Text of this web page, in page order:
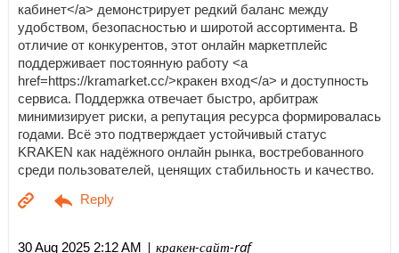
кабинет</a> демонстрирует редкий баланс между
удобством, безопасностью и широтой ассортимента. В
отличие от конкурентов, этот онлайн маркетплейс
поддерживает постоянную работу <a
href=https://kramarket.cc/>кракен вход</a> и доступность
сервиса. Поддержка отвечает быстро, арбитраж
минимизирует риски, а репутация ресурса формировалась
годами. Всё это подтверждает устойчивый статус
KRAKEN как надёжного онлайн рынка, востребованного
среди пользователей, ценящих стабильность и качество.
30 Aug 2025 2:12 AM | кракен-сайт-raf